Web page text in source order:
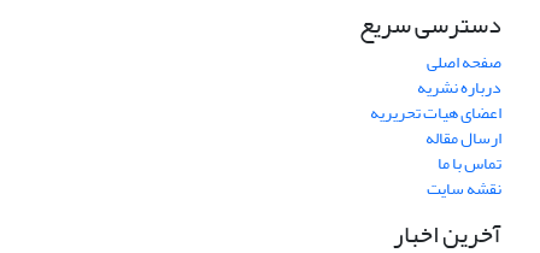
دسترسی سریع
صفحه اصلی
درباره نشریه
اعضای هیات تحریریه
ارسال مقاله
تماس با ما
نقشه سایت
آخرین اخبار